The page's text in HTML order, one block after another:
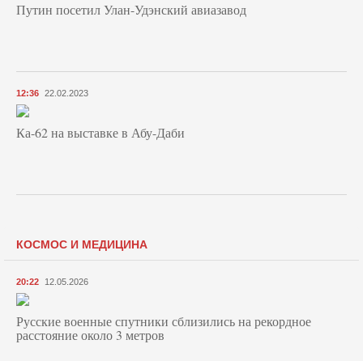
Путин посетил Улан-Удэнский авиазавод
12:36 22.02.2023
Ка-62 на выставке в Абу-Даби
КОСМОС И МЕДИЦИНА
20:22 12.05.2026
Русские военные спутники сблизились на рекордное
расстояние около 3 метров